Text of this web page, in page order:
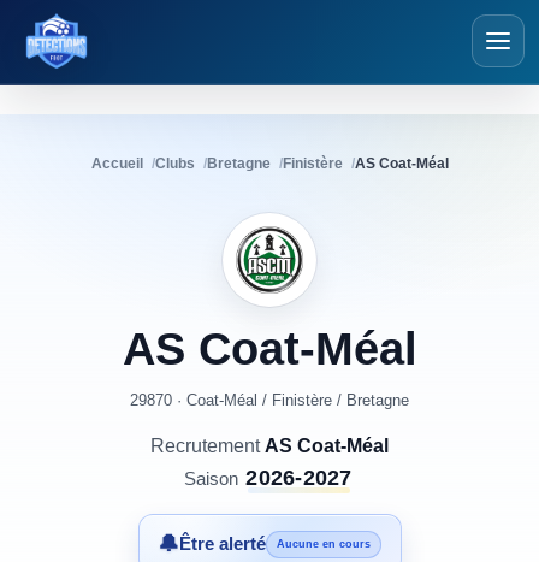
Détections Foot
Accueil Clubs Bretagne Finistère AS Coat-Méal
AS Coat-Méal
29870 · Coat-Méal / Finistère / Bretagne
RecrutementAS Coat-Méal
Saison 2026-2027
🔔Être alerté Aucune en cours